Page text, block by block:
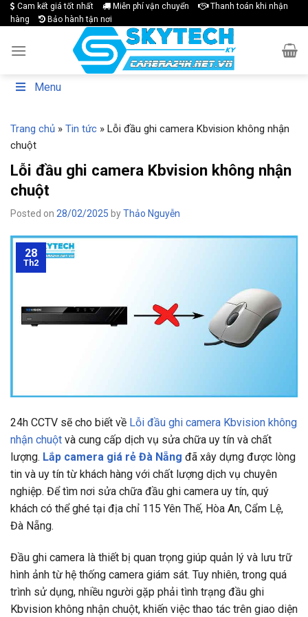
Skip
to
Cam kết giá tốt nhất Miễn phí vận chuyển
Thanh toán khi nhận
hàng
Bảo hành tận nơi
Menu
Trang chủ » Tin tức » Lỗi đầu ghi camera Kbvision không nhận
chuột
Lỗi đầu ghi camera Kbvision không nhận
chuột
Posted on 28/02/2025 byThảo Nguyễn
28
Th2
24h CCTV sẽ cho biết về Lỗi đầu ghi camera Kbvision không
nhận chuột và cung cấp dịch vụ sửa chữa uy tín và chất
lượng. Lắp camera giá rẻ Đà Nẵng đã xây dựng được lòng
tin và uy tín từ khách hàng với chất lượng dịch vụ chuyên
nghiệp. Để tìm nơi sửa chữa đầu ghi camera uy tín, quý
khách có thể ghé tại địa chỉ 115 Yên Thế, Hòa An, Cẩm Lệ,
Đà Nẵng.
Đầu ghi camera là thiết bị quan trọng giúp quản lý và lưu trữ
hình ảnh từ hệ thống camera giám sát. Tuy nhiên, trong quá
trình sử dụng, nhiều người gặp phải tình trạng đầu ghi
Kbvision không nhận chuột, khiến việc thao tác trên giao diện